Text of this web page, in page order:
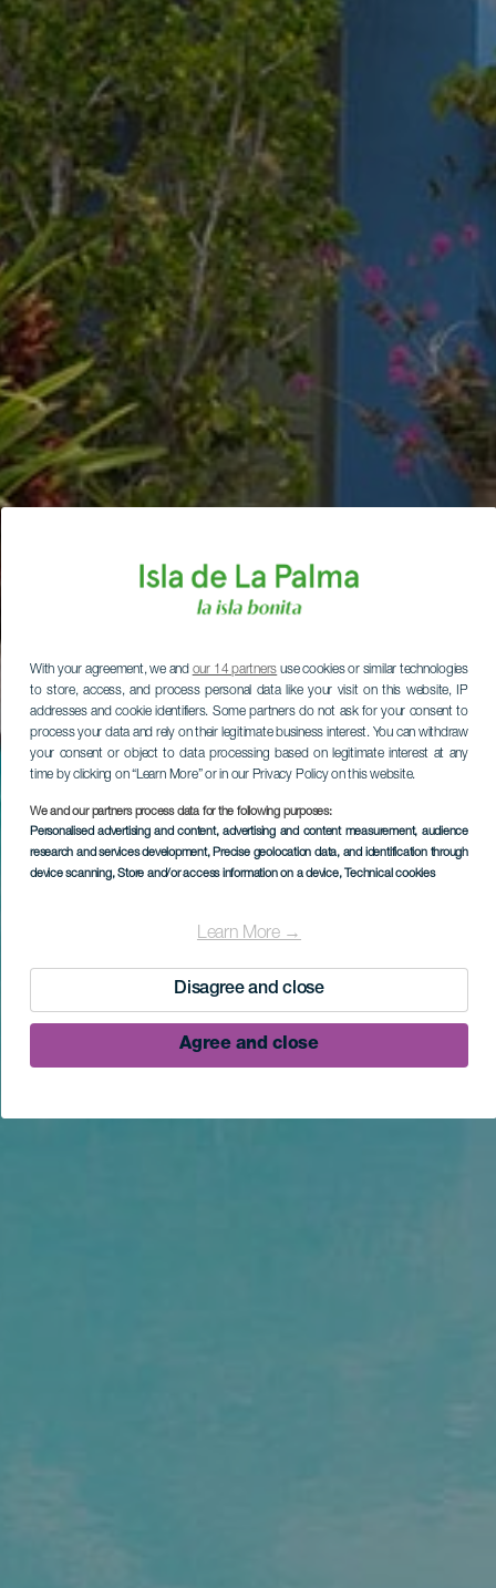
With your agreement, we and our 14 partners use cookies or similar technologies
to store, access, and process personal data like your visit on this website, IP
addresses and cookie identifiers. Some partners do not ask for your consent to
process your data and rely on their legitimate business interest. You can withdraw
your consent or object to data processing based on legitimate interest at any
time by clicking on “Learn More” or in our Privacy Policy on this website.
We and our partners process data for the following purposes:
Personalised advertising and content, advertising and content measurement, audience
research and services development, Precise geolocation data, and identification through
device scanning, Store and/or access information on a device, Technical cookies
Learn More →
Disagree and close
Agree and close